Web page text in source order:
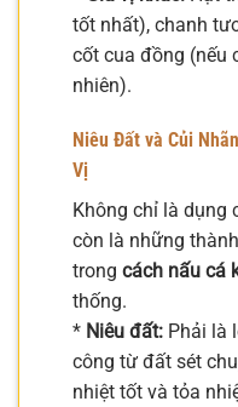
tốt nhất), chanh
cốt cua đồng (nếu
nhiên).
Niêu Đất và Củi
Vị
Không chỉ là dụng
còn là những
trong cách nấu cá
thống.
* Niêu đất: Phải là
công từ đất sét
nhiệt tốt và tỏa